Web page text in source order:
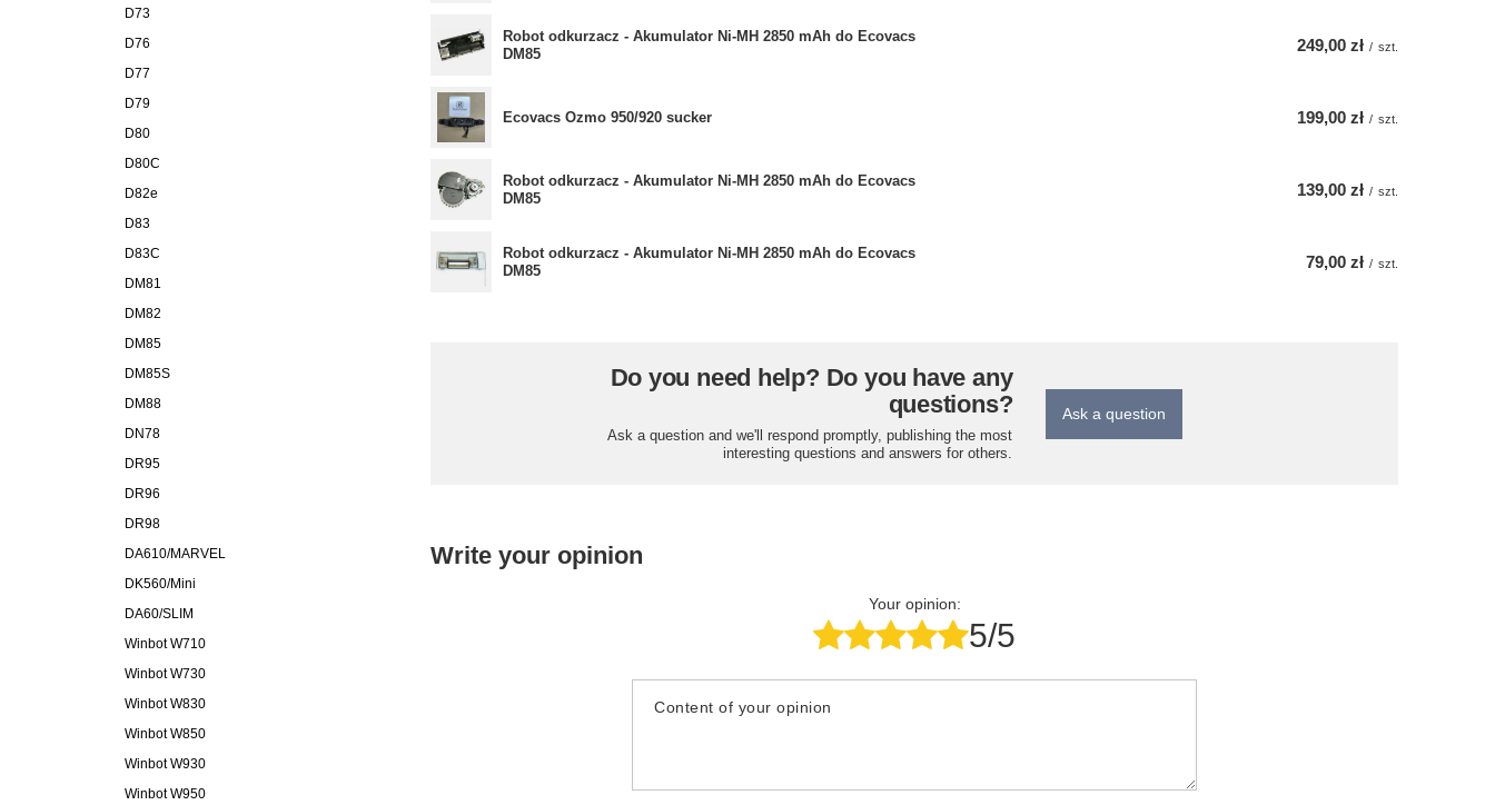
D73
D76
D77
D79
D80
D80C
D82e
D83
D83C
DM81
DM82
DM85
DM85S
DM88
DN78
DR95
DR96
DR98
DA610/MARVEL
DK560/Mini
DA60/SLIM
Winbot W710
Winbot W730
Winbot W830
Winbot W850
Winbot W930
Winbot W950
Robot odkurzacz - Akumulator Ni-MH 2850 mAh do Ecovacs
DM85
249,00 zł / szt.
Ecovacs Ozmo 950/920 sucker 199,00 zł / szt.
Robot odkurzacz - Akumulator Ni-MH 2850 mAh do Ecovacs
DM85
139,00 zł / szt.
Robot odkurzacz - Akumulator Ni-MH 2850 mAh do Ecovacs
DM85
79,00 zł / szt.
Do you need help? Do you have any
questions?
Ask a question and we'll respond promptly, publishing the most
interesting questions and answers for others.
Ask a question
Write your opinion
Your opinion:
5/5
Content of your opinion